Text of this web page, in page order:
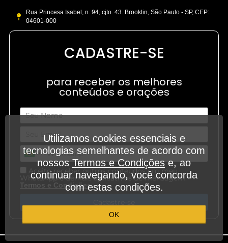
Rua Princesa Isabel, n. 94, cjto. 43. Brooklin, São Paulo - SP, CEP:
04601-000
CADASTRE-SE
para receber os melhores
conteúdos e orações
Aceito receber outros conteúdos em meu
WhatsApp e demais aplicativos de mensagem.
Termos e Condições.
Utilizamos cookies essenciais e
tecnologias semelhantes de acordo com
nossosTermos e Condiçõese, ao
continuar navegando, você concorda
com estas condições.
OK